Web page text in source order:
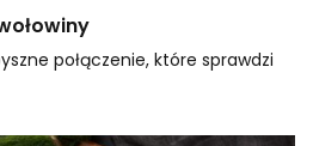
połączenie, które sprawdzi